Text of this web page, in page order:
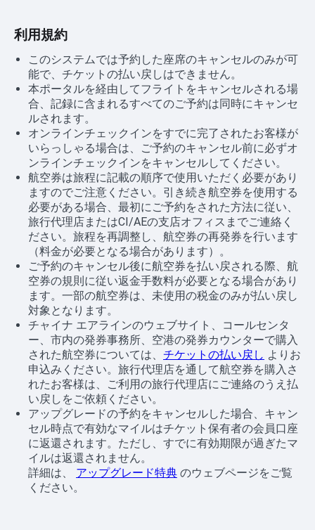
利用規約
このシステムでは予約した座席のキャンセルのみが可
能で、チケットの払い戻しはできません。
本ポータルを経由してフライトをキャンセルされる場
合、記録に含まれるすべてのご予約は同時にキャンセ
ルされます。
オンラインチェックインをすでに完了されたお客様が
いらっしゃる場合は、ご予約のキャンセル前に必ずオ
ンラインチェックインをキャンセルしてください。
航空券は旅程に記載の順序で使用いただく必要があり
ますのでご注意ください。引き続き航空券を使用する
必要がある場合、最初にご予約をされた方法に従い、
旅行代理店またはCI/AEの支店オフィスまでご連絡く
ださい。旅程を再調整し、航空券の再発券を行います
（料金が必要となる場合があります）。
ご予約のキャンセル後に航空券を払い戻される際、航
空券の規則に従い返金手数料が必要となる場合があり
ます。一部の航空券は、未使用の税金のみが払い戻し
対象となります。
チャイナ エアラインのウェブサイト、コールセンタ
ー、市内の発券事務所、空港の発券カウンターで購入
された航空券については、 チケットの払い戻し よりお
申込みください。旅行代理店を通して航空券を購入さ
れたお客様は、ご利用の旅行代理店にご連絡のうえ払
い戻しをご依頼ください。
アップグレードの予約をキャンセルした場合、キャン
セル時点で有効なマイルはチケット保有者の会員口座
に返還されます。ただし、すでに有効期限が過ぎたマ
イルは返還されません。
詳細は、 アップグレード特典 のウェブページをご覧
ください。